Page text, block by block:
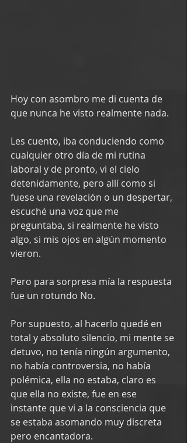
Hoy con asombro me di cuenta de
que nunca he visto realmente nada.
Les cuento, iba conduciendo como
cualquier otro día de mi rutina
laboral y de pronto, vi el cielo
detenidamente, pero allí como si
fuese una revelación o un despertar,
escuché una voz que me
preguntaba, si realmente he visto
algo, si mis ojos en algún momento
vieron.
Pero para sorpresa mía la respuesta
fue un rotundo No.
Por supuesto, al hacerlo quedé en
total y absoluto silencio, mi mente se
detuvo, no tenía ningún argumento,
no había controversia, no había
polémica, ella no estaba, claro es
que ella no existe, fue en ese
instante que vi a la consciencia que
se estaba asomando muy discreta
pero encantadora.